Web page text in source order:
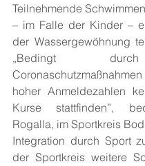
Teilnehmende
– im Falle der Kinder –
der Wassergewöhnung
„Bedingt
hoher Anmeldezahlen
Kurse stattfinden”,
Rogalla, im Sportkreis
Integration durch Sport
der Sportkreis weitere